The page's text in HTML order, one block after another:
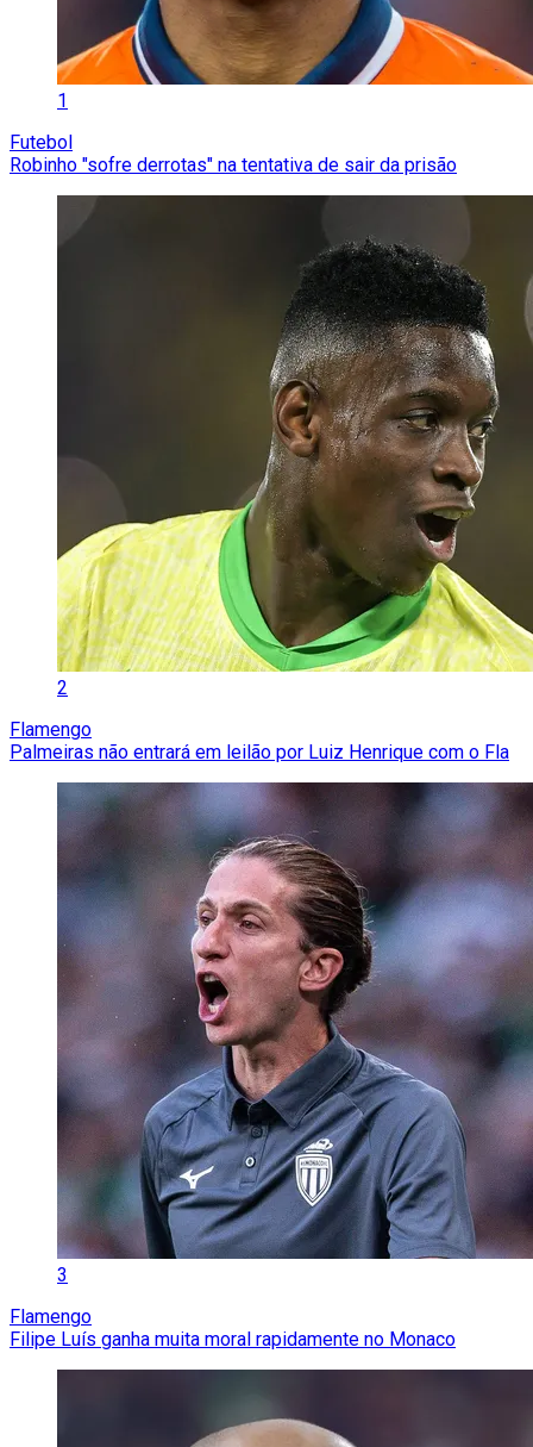
1
Futebol
Robinho "sofre derrotas" na tentativa de sair da prisão
2
Flamengo
Palmeiras não entrará em leilão por Luiz Henrique com o Fla
3
Flamengo
Filipe Luís ganha muita moral rapidamente no Monaco